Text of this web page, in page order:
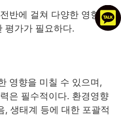
반에 걸쳐 다양한 영향을
평가가 필요하다.
영향을 미칠 수 있으며,
은 필수적이다. 환경영향
, 생태계 등에 대한 포괄적